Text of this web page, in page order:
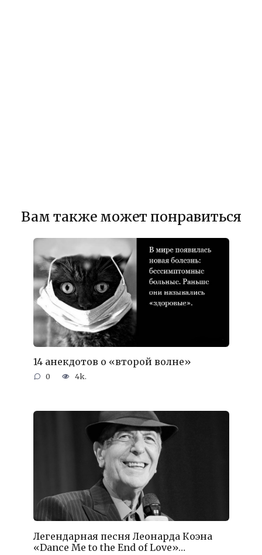
Вам также может понравиться
14 анекдотов о «второй волне»
0 4k.
Легендарная песня Леонарда Коэна
«Dance Me to the End of Love»…